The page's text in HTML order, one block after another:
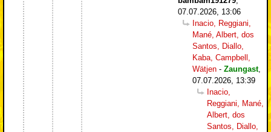
07.07.2026, 13:06
Inacio, Reggiani,
Mané, Albert, dos
Santos, Diallo,
Kaba, Campbell,
Wätjen - Zaungast,
07.07.2026, 13:39
Inacio,
Reggiani, Mané,
Albert, dos
Santos, Diallo,